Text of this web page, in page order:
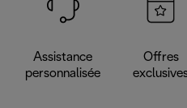
Assistance
personnalisée
Offres